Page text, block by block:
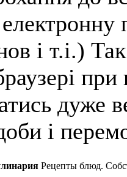
і т.і.)
і
Рецепты блюд.